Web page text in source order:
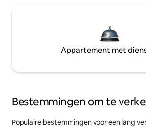
Appartement met
Bestemmingen om te
Populaire bestemmingen voor een lang